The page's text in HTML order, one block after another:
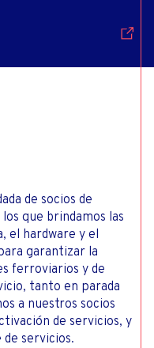
de socios de
que brindamos las
el hardware y el
garantizar la
ferroviarios y de
tanto en parada
a nuestros socios
de servicios, y
servicios.